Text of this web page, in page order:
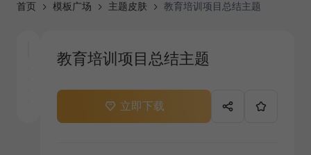
首页 模板广场 主题皮肤 教育培训项目总结主题
教育培训项目总结主题
立即下载